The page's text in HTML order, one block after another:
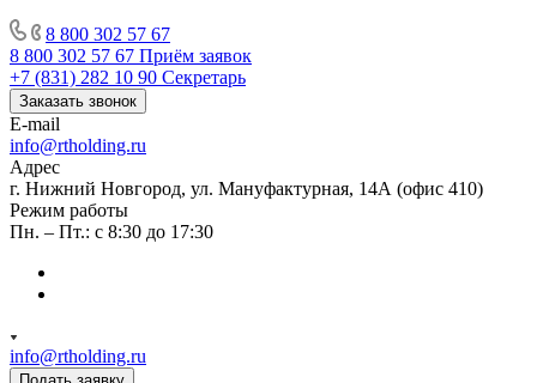
8 800 302 57 67
8 800 302 57 67 Приём заявок
+7 (831) 282 10 90 Секретарь
Заказать звонок
E-mail
info@rtholding.ru
Адрес
г. Нижний Новгород, ул. Мануфактурная, 14А (офис 410)
Режим работы
Пн. – Пт.: с 8:30 до 17:30
info@rtholding.ru